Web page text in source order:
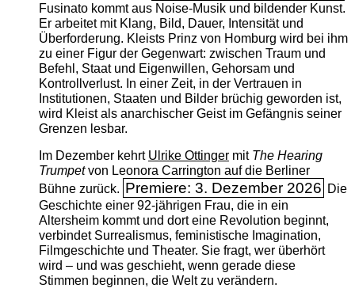
Fusinato kommt aus Noise-Musik und bildender Kunst.
Er arbeitet mit Klang, Bild, Dauer, Intensität und
Überforderung. Kleists Prinz von Homburg wird bei ihm
zu einer Figur der Gegenwart: zwischen Traum und
Befehl, Staat und Eigenwillen, Gehorsam und
Kontrollverlust. In einer Zeit, in der Vertrauen in
Institutionen, Staaten und Bilder brüchig geworden ist,
wird Kleist als anarchischer Geist im Gefängnis seiner
Grenzen lesbar.
Im Dezember kehrt Ulrike Ottingermit The ­Hearing
Trumpetvon Leonora Carrington auf die Berliner
Bühne zurück. Premiere: 3. Dezember 2026 Die
Geschichte einer 92-jährigen Frau, die in ein
Altersheim kommt und dort eine Revolution beginnt,
verbindet Surrealismus, feministische Imagination,
Filmgeschichte und Theater. Sie fragt, wer überhört
wird – und was geschieht, wenn gerade diese
Stimmen beginnen, die Welt zu verändern.